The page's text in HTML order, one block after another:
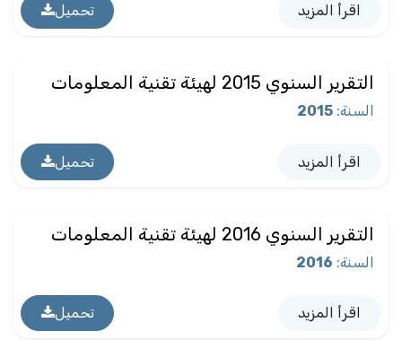
اقرأ المزيد تحميل
التقرير السنوي 2015 لهيئة تقنية المعلومات
السنة:
2015
اقرأ المزيد تحميل
التقرير السنوي 2016 لهيئة تقنية المعلومات
السنة:
2016
اقرأ المزيد تحميل